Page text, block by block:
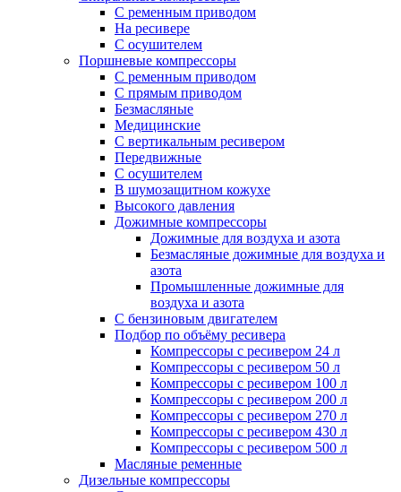
С ременным приводом
На ресивере
С осушителем
Поршневые компрессоры
С ременным приводом
С прямым приводом
Безмасляные
Медицинские
С вертикальным ресивером
Передвижные
С осушителем
В шумозащитном кожухе
Высокого давления
Дожимные компрессоры
Дожимные для воздуха и азота
Безмасляные дожимные для воздуха и
азота
Промышленные дожимные для
воздуха и азота
С бензиновым двигателем
Подбор по объёму ресивера
Компрессоры с ресивером 24 л
Компрессоры с ресивером 50 л
Компрессоры с ресивером 100 л
Компрессоры с ресивером 200 л
Компрессоры с ресивером 270 л
Компрессоры с ресивером 430 л
Компрессоры с ресивером 500 л
Масляные ременные
Дизельные компрессоры